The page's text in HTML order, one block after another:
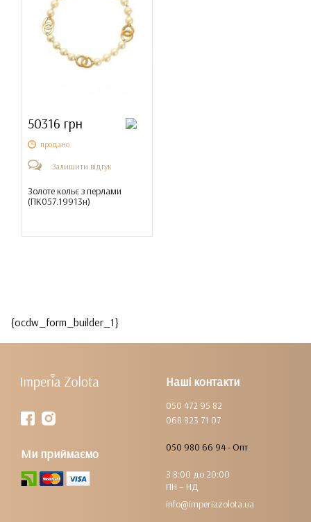
50316 грн
продано
Залишити відгук
Золоте кольє з перлами
(ПК057.19913н)
{ocdw_form_builder_1}
Наші контакти
050 472 95 82
068 823 71 07
050 980 66 94 - Опт
З 8:00 до 20:00
ПН – НД
info@imperiazolota.ua
Ми приймаємо